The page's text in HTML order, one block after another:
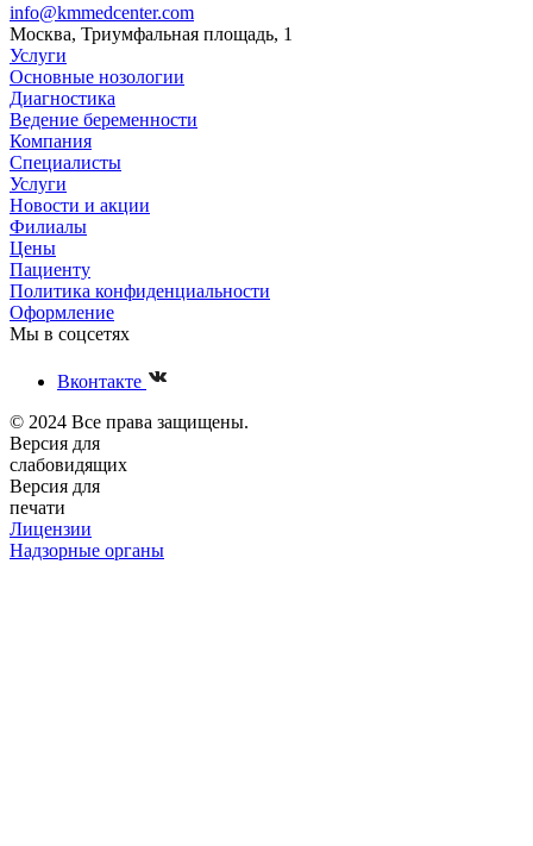
info@kmmedcenter.com
Москва, Триумфальная площадь, 1
Услуги
Основные нозологии
Диагностика
Ведение беременности
Компания
Специалисты
Услуги
Новости и акции
Филиалы
Цены
Пациенту
Политика конфиденциальности
Оформление
Мы в соцсетях
Вконтакте
© 2024 Все права защищены.
Версия для
слабовидящих
Версия для
печати
Лицензии
Надзорные органы